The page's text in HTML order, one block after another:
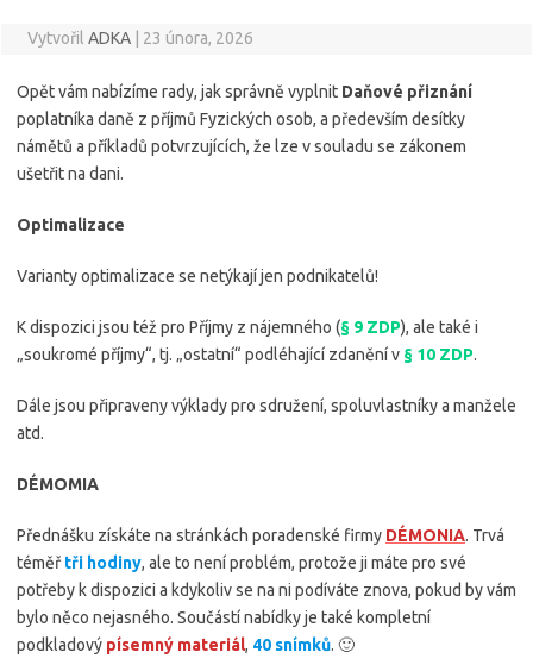
Vytvořil ADKA | 23 února, 2026
Opět vám nabízíme rady, jak správně vyplnit Daňové přiznání
poplatníka daně z příjmů Fyzických osob, a především desítky
námětů a příkladů potvrzujících, že lze v souladu se zákonem
ušetřit na dani.
Optimalizace
Varianty optimalizace se netýkají jen podnikatelů!
K dispozici jsou též pro Příjmy z nájemného (§ 9 ZDP), ale také i
„soukromé příjmy“, tj. „ostatní“ podléhající zdanění v § 10 ZDP.
Dále jsou připraveny výklady pro sdružení, spoluvlastníky a manžele
atd.
DÉMOMIA
Přednášku získáte na stránkách poradenské firmy DÉMONIA. Trvá
téměř tři hodiny, ale to není problém, protože ji máte pro své
potřeby k dispozici a kdykoliv se na ni podíváte znova, pokud by vám
bylo něco nejasného. Součástí nabídky je také kompletní
podkladový písemný materiál, 40 snímků. 🙂